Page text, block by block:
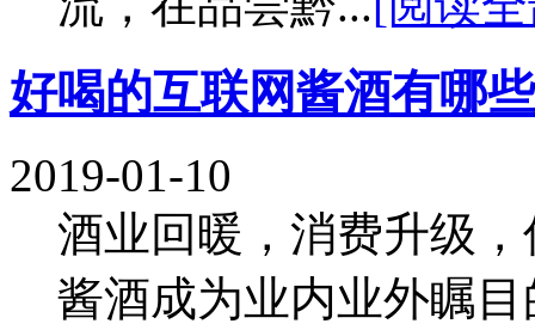
好喝的互联网酱酒有哪
2019-01-10
酒业回暖，消费升级
酱酒成为业内业外瞩